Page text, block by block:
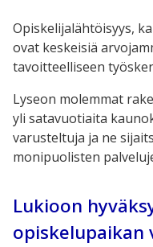
Opiskelijalähtöisyys,
ovat keskeisiä
tavoitteelliseen
Lyseon molemmat
yli satavuotiaita
varusteltuja ja ne
monipuolisten
Lukioon